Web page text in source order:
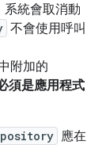
統會取消動
不會使用呼叫
附加的
須是應用程式
應在